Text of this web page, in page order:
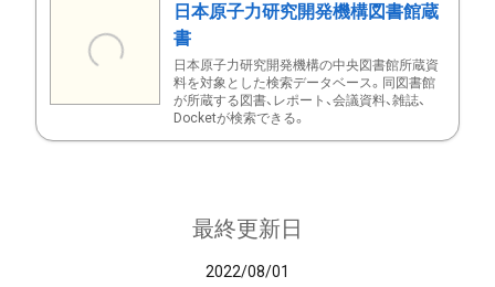
日本原子力研究開発機構図書館蔵
書
日本原子力研究開発機構の中央図書館所蔵資
料を対象とした検索データベース。同図書館
が所蔵する図書、レポート、会議資料、雑誌、
Docketが検索できる。
最終更新日
2022/08/01